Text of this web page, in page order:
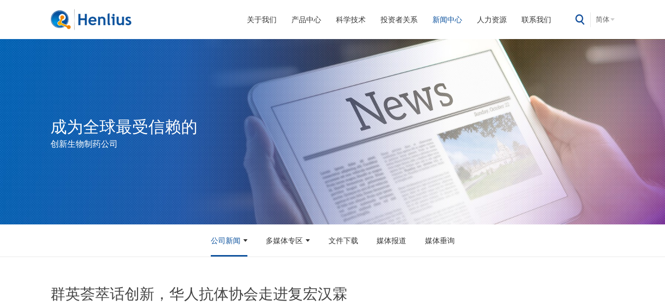
关于我们 产品中心 科学技术 投资者关系 新闻中心 人力资源 联系我们 简体
成为全球最受信赖的
创新生物制药公司
公司新闻 多媒体专区 文件下载 媒体报道 媒体垂询
群英荟萃话创新，华人抗体协会走进复宏汉霖